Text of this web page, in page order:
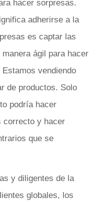
hacer sorpresas.
adherirse a la
es captar las
ágil para hacer
vendiendo
de productos. Solo
podría hacer
correcto y hacer
que se
y diligentes de la
globales, los